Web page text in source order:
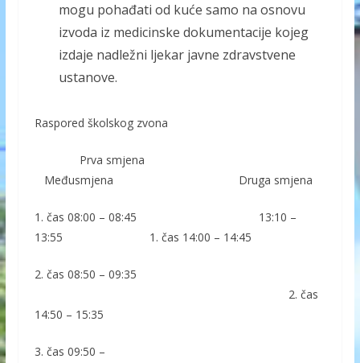
mogu pohađati od kuće samo na osnovu
izvoda iz medicinske dokumentacije kojeg
izdaje nadležni ljekar javne zdravstvene
ustanove.
Raspored školskog zvona
Prva smjena
Međusmjena Druga smjena
1. čas 08:00 – 08:45 13:10 –
13:55 1. čas 14:00 – 14:45
2. čas 08:50 – 09:35
2. čas
14:50 – 15:35
3. čas 09:50 –